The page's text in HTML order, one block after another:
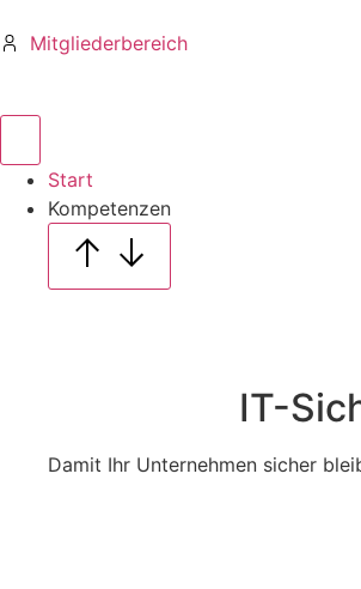
Mitgliederbereich
Start
Kompetenzen
IT-
Damit Ihr Unternehmen sicher